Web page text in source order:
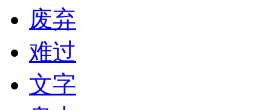
废弃
难过
文字